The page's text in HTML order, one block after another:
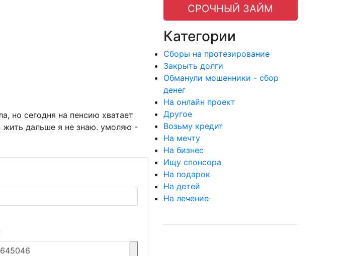
но сегодня на пенсию хватает
жить дальше я не знаю. умоляю -
СРОЧНЫЙ ЗАЙМ
Категории
Сборы на протезирование
Закрыть долги
Обманули мошенники - сбор
денег
На онлайн проект
Другое
Возьму кредит
На мечту
На бизнес
Ищу спонсора
На подарок
На детей
На лечение